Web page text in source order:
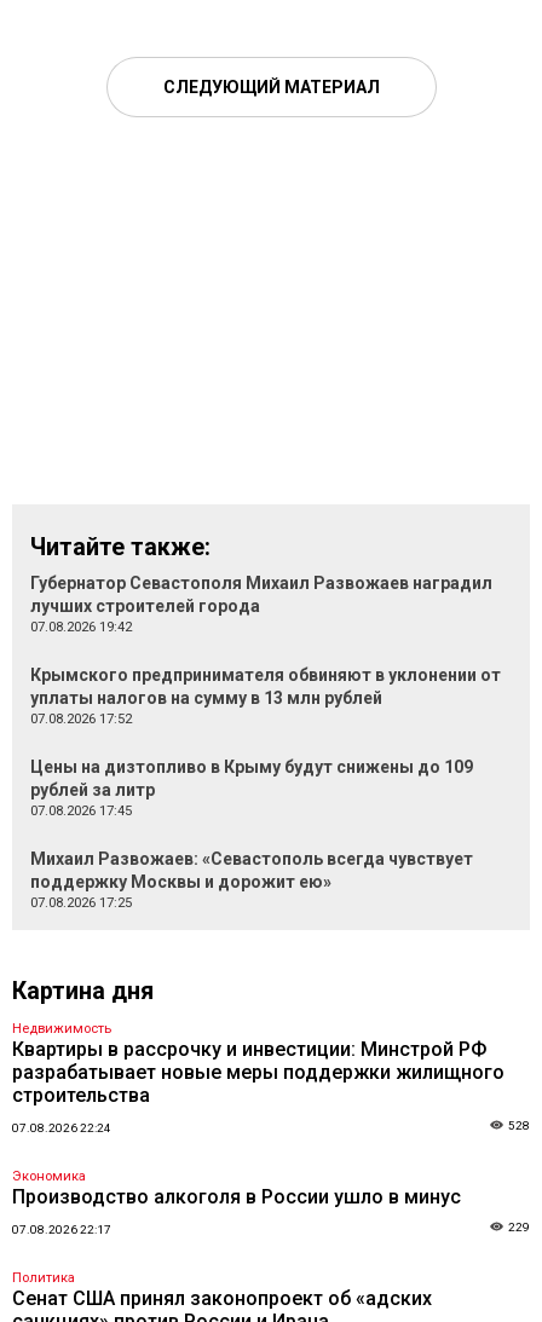
СЛЕДУЮЩИЙ МАТЕРИАЛ
Читайте также:
Губернатор Севастополя Михаил Развожаев наградил
лучших строителей города
07.08.2026 19:42
Крымского предпринимателя обвиняют в уклонении от
уплаты налогов на сумму в 13 млн рублей
07.08.2026 17:52
Цены на дизтопливо в Крыму будут снижены до 109
рублей за литр
07.08.2026 17:45
Михаил Развожаев: «Севастополь всегда чувствует
поддержку Москвы и дорожит ею»
07.08.2026 17:25
Картина дня
Недвижимость
Квартиры в рассрочку и инвестиции: Минстрой РФ
разрабатывает новые меры поддержки жилищного
строительства
07.08.2026 22:24 528
Экономика
Производство алкоголя в России ушло в минус
07.08.2026 22:17 229
Политика
Сенат США принял законопроект об «адских